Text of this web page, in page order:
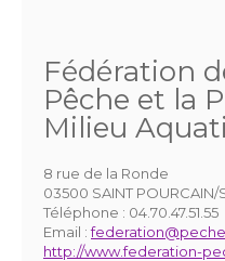
Fédération
Pêche et la
Milieu
8 rue de la Ronde
03500 SAINT POURCAIN/
Téléphone : 04.70.47.51.55
Email :
http://www.federation-